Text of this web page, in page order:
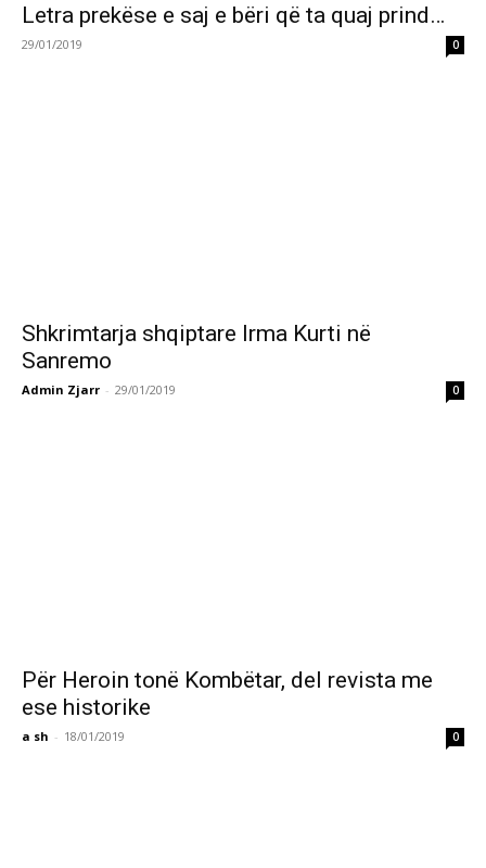
Letra prekëse e saj e bëri që ta quaj prind…
29/01/2019 0
Shkrimtarja shqiptare Irma Kurti në
Sanremo
Admin Zjarr - 29/01/2019 0
Për Heroin tonë Kombëtar, del revista me
ese historike
a sh - 18/01/2019 0